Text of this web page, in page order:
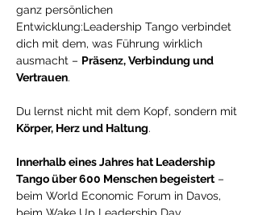
ganz persönlichen
Entwicklung:Leadership Tango verbindet
dich mit dem, was Führung wirklich
ausmacht – Präsenz, Verbindung und
Vertrauen.
Du lernst nicht mit dem Kopf, sondern mit
Körper, Herz und Haltung.
Innerhalb eines Jahres hat Leadership
Tango über 600 Menschen begeistert –
beim World Economic Forum in Davos,